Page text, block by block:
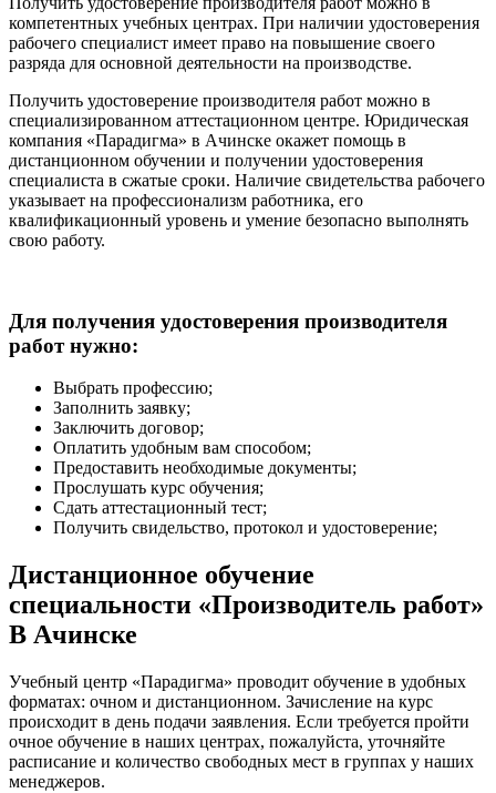
компетентных учебных центрах. При наличии удостоверения
рабочего специалист имеет право на повышение своего
разряда для основной деятельности на производстве.
Получить удостоверение производителя работ можно в
специализированном аттестационном центре. Юридическая
компания «Парадигма» в Ачинске окажет помощь в
дистанционном обучении и получении удостоверения
специалиста в сжатые сроки. Наличие свидетельства рабочего
указывает на профессионализм работника, его
квалификационный уровень и умение безопасно выполнять
свою работу.
Для получения удостоверения производителя
работ нужно:
Выбрать профессию;
Заполнить заявку;
Заключить договор;
Оплатить удобным вам способом;
Предоставить необходимые документы;
Прослушать курс обучения;
Сдать аттестационный тест;
Получить свидельство, протокол и удостоверение;
Дистанционное обучение
специальности «Производитель работ»
В Ачинске
Учебный центр «Парадигма» проводит обучение в удобных
форматах: очном и дистанционном. Зачисление на курс
происходит в день подачи заявления. Если требуется пройти
очное обучение в наших центрах, пожалуйста, уточняйте
расписание и количество свободных мест в группах у наших
менеджеров.